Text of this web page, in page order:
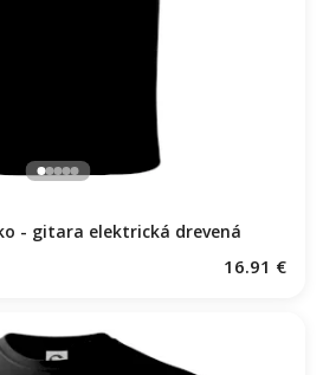
- gitara elektrická drevená
16.91 €